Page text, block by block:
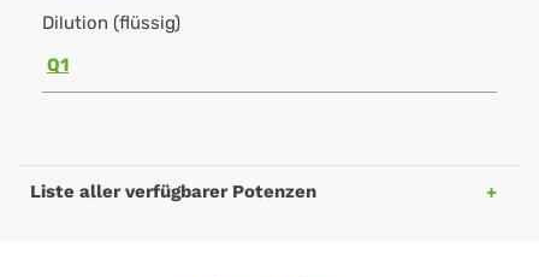
Dilution (flüssig)
Q1
Liste aller verfügbarer Potenzen